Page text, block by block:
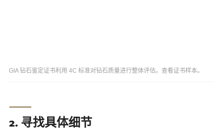
GIA 钻石鉴定证书利用 4C 标准对钻石质量进行整体评估。查看证书样本。
⸺
2. 寻找具体细节